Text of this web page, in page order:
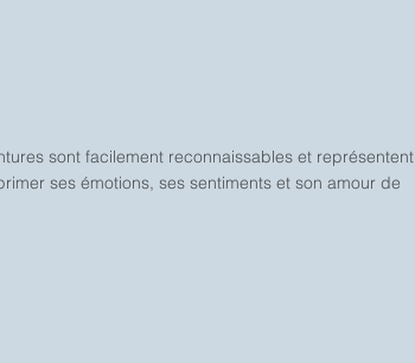
sont facilement reconnaissables et représentent
ses émotions, ses sentiments et son amour de